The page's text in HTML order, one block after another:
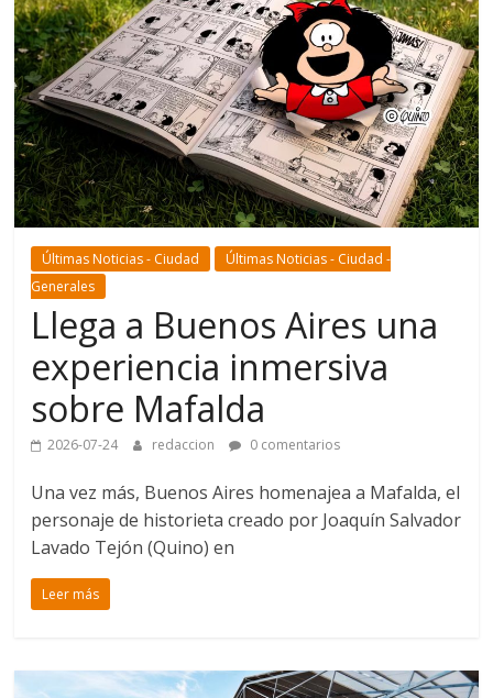
Últimas Noticias - Ciudad
Últimas Noticias - Ciudad -
Generales
Llega a Buenos Aires una
experiencia inmersiva
sobre Mafalda
2026-07-24 redaccion 0 comentarios
Una vez más, Buenos Aires homenajea a Mafalda, el
personaje de historieta creado por Joaquín Salvador
Lavado Tejón (Quino) en
Leer más